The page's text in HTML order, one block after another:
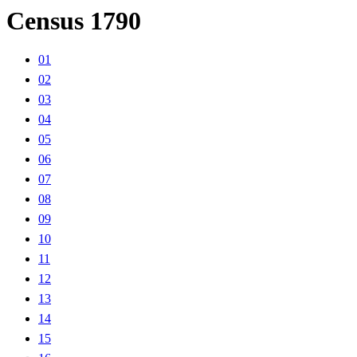
Census 1790
01
02
03
04
05
06
07
08
09
10
11
12
13
14
15